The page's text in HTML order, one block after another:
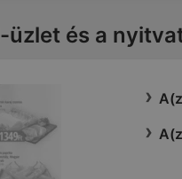
-üzlet és a